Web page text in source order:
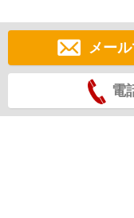
メー
電